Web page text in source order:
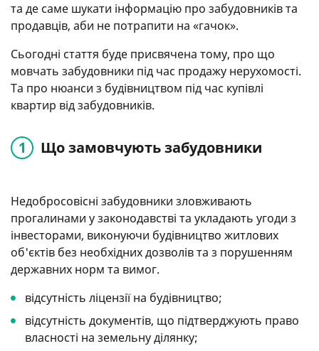
та де саме шукати інформацію про забудовників та
продавців, аби не потрапити на «гачок».
Сьогодні стаття буде присвячена тому, про що
мовчать забудовники під час продажу нерухомості.
Та про нюанси з будівництвом під час купівлі
квартир від забудовників.
Що замовчують забудовники
Недобросовісні забудовники зловживають
прогалинами у законодавстві та укладають угоди з
інвесторами, виконуючи будівництво житлових
об'єктів без необхідних дозволів та з порушенням
державних норм та вимог.
відсутність ліцензії на будівництво;
відсутність документів, що підтверджують право
власності на земельну ділянку;